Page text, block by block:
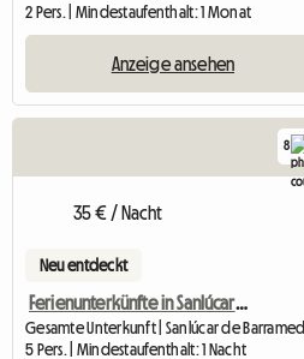
2 Pers. | Mindestaufenthalt: 1 Monat
Anzeige ansehen
8
35 € / Nacht
Neu entdeckt
Ferienunterkünfte in Sanlúcar de Barrameda
Gesamte Unterkunft | Sanlúcar de
5 Pers. | Mindestaufenthalt: 1 Nacht